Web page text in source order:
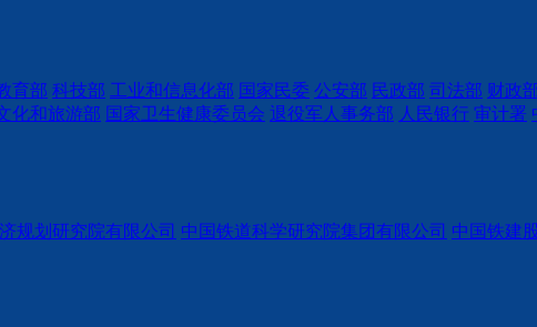
育部 科技部 工业和信息化部 国家民委 公安部 民政部 司法部 财政
化和旅游部 国家卫生健康委员会 退役军人事务部 人民银行 审计署
规划研究院有限公司 中国铁道科学研究院集团有限公司 中国铁建